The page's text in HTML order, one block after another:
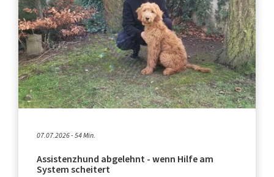
07.07.2026 - 54 Min.
Assistenzhund abgelehnt - wenn Hilfe am
System scheitert